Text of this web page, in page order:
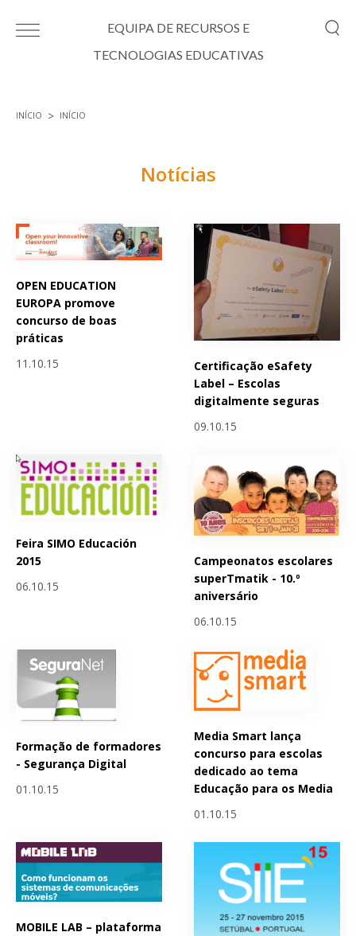
EQUIPA DE RECURSOS E
TECNOLOGIAS EDUCATIVAS
INÍCIO INÍCIO
Notícias
OPEN EDUCATION
EUROPA promove
concurso de boas
práticas
11.10.15
Certificação eSafety
Label – Escolas
digitalmente seguras
09.10.15
Feira SIMO Educación
2015
06.10.15
Campeonatos escolares
superTmatik - 10.º
aniversário
06.10.15
Formação de formadores
- Segurança Digital
01.10.15
Media Smart lança
concurso para escolas
dedicado ao tema
Educação para os Media
01.10.15
MOBILE LAB – plataforma
Páginas